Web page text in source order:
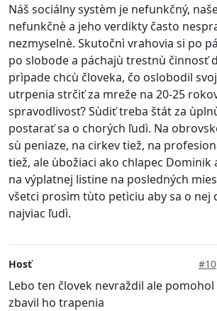
Náš sociálny systèm je nefunkčný,
nefunkčnè a jeho verdikty často
nezmyselnè. Skutočnì vrahovia si po
po slobode a páchajù trestnù činnosť
prìpade chcù človeka, čo oslobodil
utrpenia strčiť za mreže na 20-25
spravodlivosť? Sùdiť treba štát za
postarať sa o chorých ľudì. Na
sù peniaze, na cirkev tiež, na
tiež, ale ùbožiaci ako chlapec Dominik
na výplatnej listine na posledných
všetci prosìm tùto petìciu aby sa o nej
najviac ľudì.
Hosť #10
Lebo ten človek nevraždil ale
zbavil ho trapenia